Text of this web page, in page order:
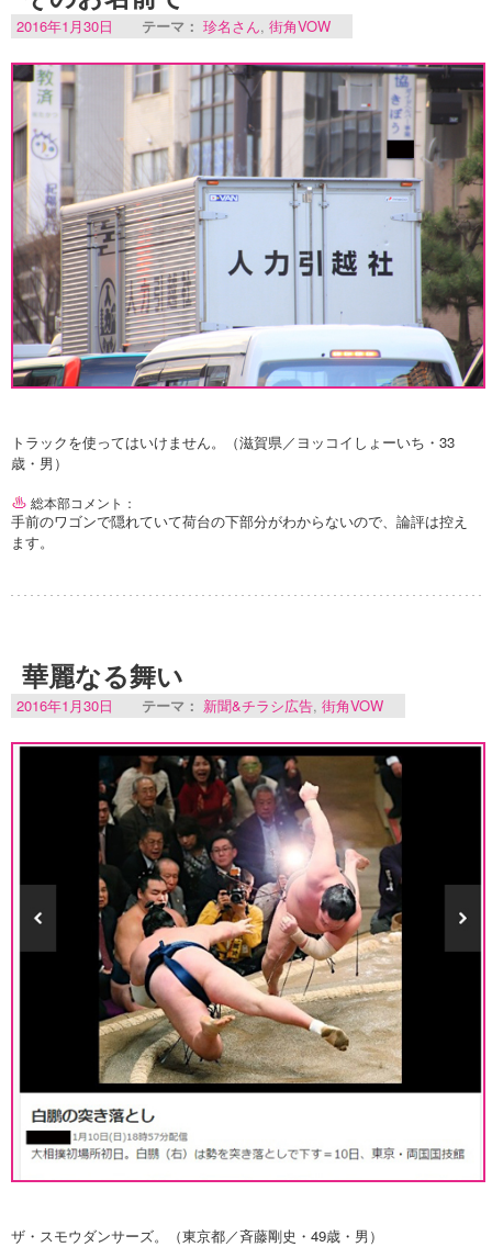
2016年1月30日 テーマ： 珍名さん, 街角VOW
トラックを使ってはいけません。（滋賀県／ヨッコイしょーいち・33
歳・男）
総本部コメント：
手前のワゴンで隠れていて荷台の下部分がわからないので、論評は控え
ます。
華麗なる舞い
2016年1月30日 テーマ： 新聞&チラシ広告, 街角VOW
ザ・スモウダンサーズ。（東京都／斉藤剛史・49歳・男）